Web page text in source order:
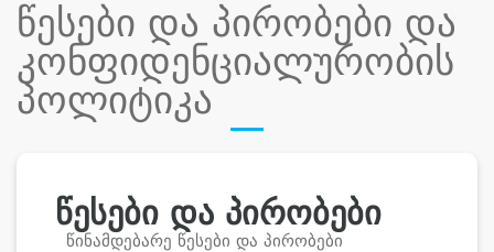
წესები და პირობები და
კონფიდენციალურობის
პოლიტიკა
წესები და პირობები
წინამდებარე წესები და პირობები